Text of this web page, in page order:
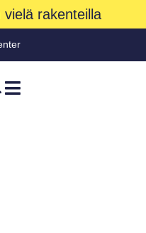
rakenteilla